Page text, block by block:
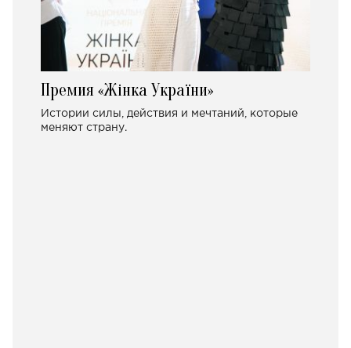
Премия «Жінка України»
Истории силы, действия и мечтаний, которые
меняют страну.